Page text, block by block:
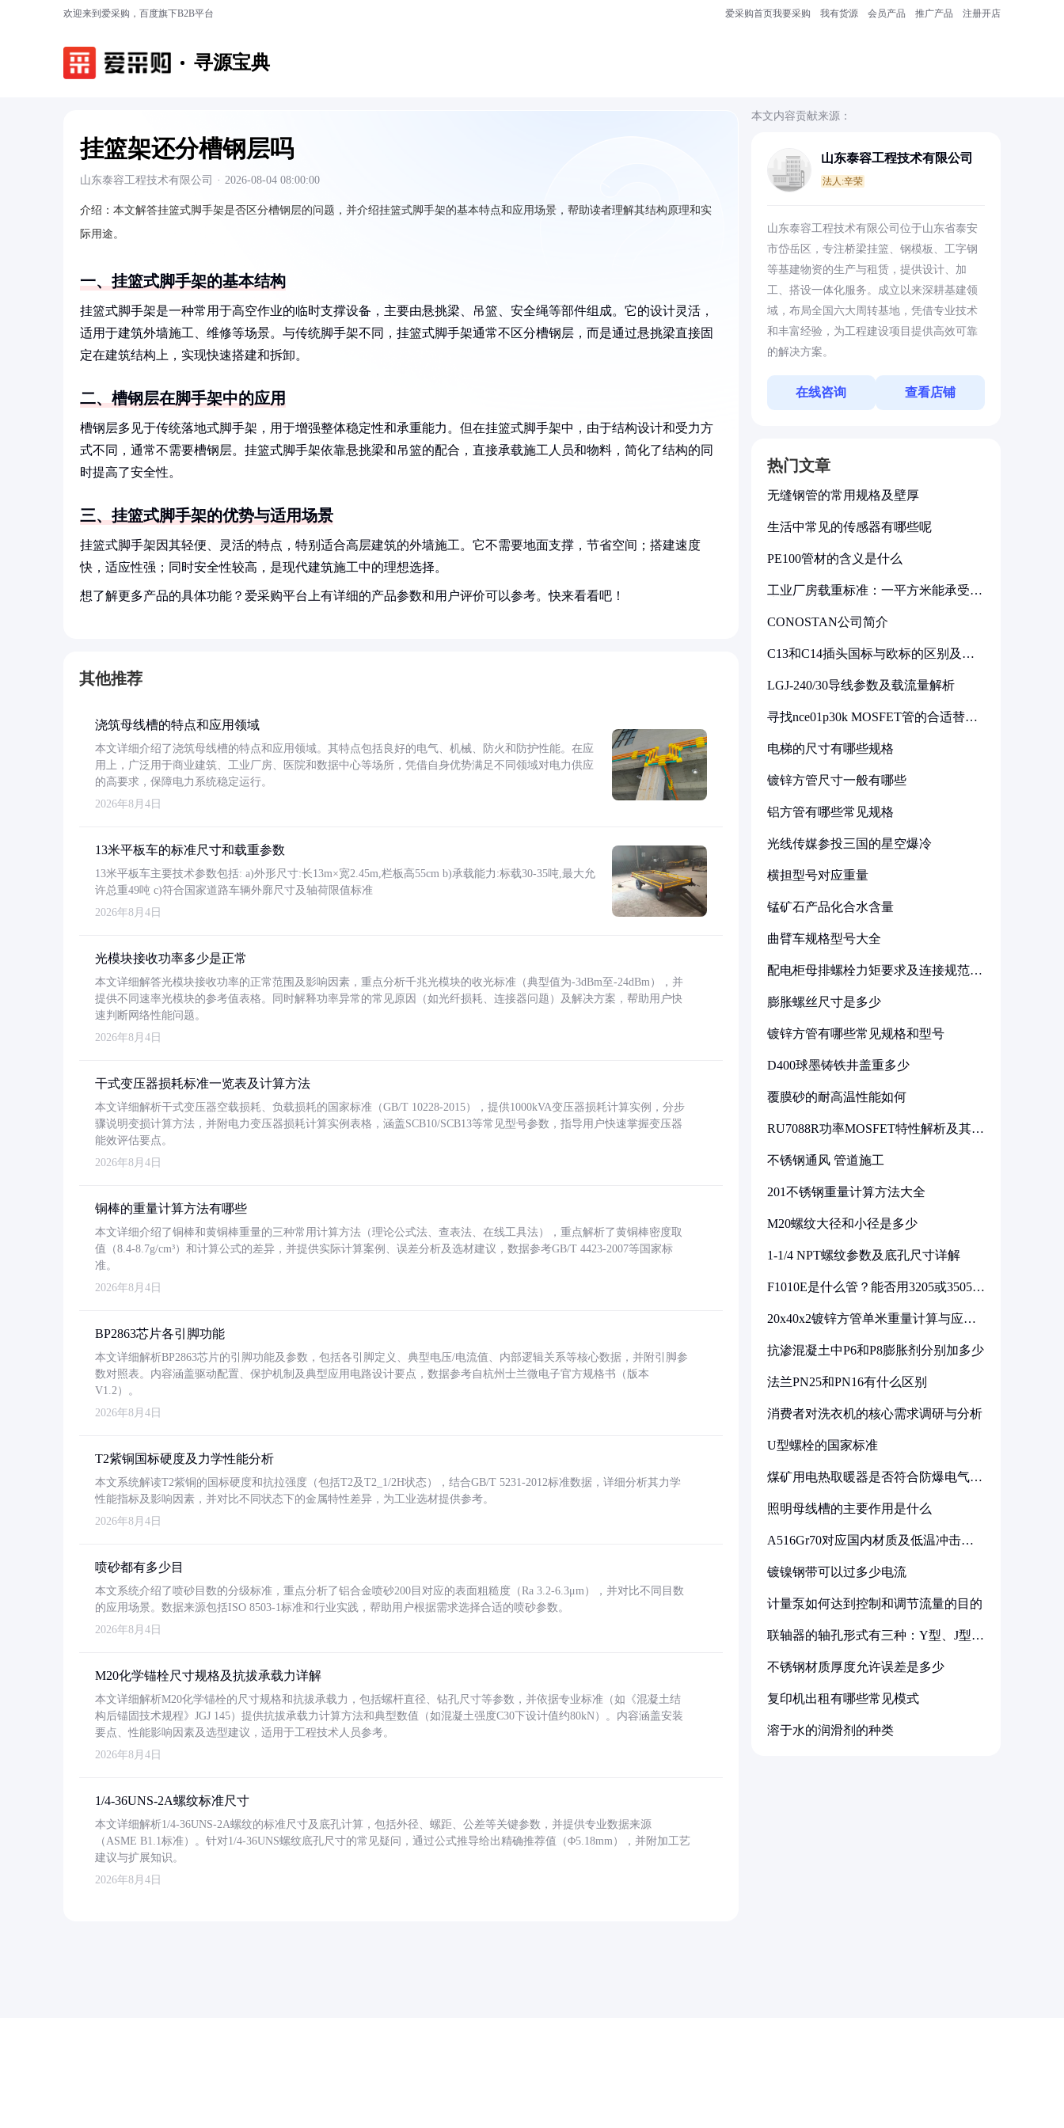
欢迎来到爱采购，百度旗下B2B平台 爱采购首页我要采购 我有货源 会员产品 推广产品 注册开店
寻源宝典
挂篮架还分槽钢层吗
山东泰容工程技术有限公司 · 2026-08-04 08:00:00
介绍： 本文解答挂篮式脚手架是否区分槽钢层的问题，并介绍挂篮式脚手架的基本特点和应用场景，帮助读者理解其结构原理和实
际用途。
一、挂篮式脚手架的基本结构
挂篮式脚手架是一种常用于高空作业的临时支撑设备，主要由悬挑梁、吊篮、安全绳等部件组成。它的设计灵活，
适用于建筑外墙施工、维修等场景。与传统脚手架不同，挂篮式脚手架通常不区分槽钢层，而是通过悬挑梁直接固
定在建筑结构上，实现快速搭建和拆卸。
二、槽钢层在脚手架中的应用
槽钢层多见于传统落地式脚手架，用于增强整体稳定性和承重能力。但在挂篮式脚手架中，由于结构设计和受力方
式不同，通常不需要槽钢层。挂篮式脚手架依靠悬挑梁和吊篮的配合，直接承载施工人员和物料，简化了结构的同
时提高了安全性。
三、挂篮式脚手架的优势与适用场景
挂篮式脚手架因其轻便、灵活的特点，特别适合高层建筑的外墙施工。它不需要地面支撑，节省空间；搭建速度
快，适应性强；同时安全性较高，是现代建筑施工中的理想选择。
想了解更多产品的具体功能？爱采购平台上有详细的产品参数和用户评价可以参考。快来看看吧！
其他推荐
浇筑母线槽的特点和应用领域
本文详细介绍了浇筑母线槽的特点和应用领域。其特点包括良好的电气、机械、防火和防护性能。在应
用上，广泛用于商业建筑、工业厂房、医院和数据中心等场所，凭借自身优势满足不同领域对电力供应
的高要求，保障电力系统稳定运行。
2026年8月4日
13米平板车的标准尺寸和载重参数
13米平板车主要技术参数包括: a)外形尺寸:长13m×宽2.45m,栏板高55cm b)承载能力:标载30-35吨,最大允
许总重49吨 c)符合国家道路车辆外廓尺寸及轴荷限值标准
2026年8月4日
光模块接收功率多少是正常
本文详细解答光模块接收功率的正常范围及影响因素，重点分析千兆光模块的收光标准（典型值为-3dBm至-24dBm），并
提供不同速率光模块的参考值表格。同时解释功率异常的常见原因（如光纤损耗、连接器问题）及解决方案，帮助用户快
速判断网络性能问题。
2026年8月4日
干式变压器损耗标准一览表及计算方法
本文详细解析干式变压器空载损耗、负载损耗的国家标准（GB/T 10228-2015），提供1000kVA变压器损耗计算实例，分步
骤说明变损计算方法，并附电力变压器损耗计算实例表格，涵盖SCB10/SCB13等常见型号参数，指导用户快速掌握变压器
能效评估要点。
2026年8月4日
铜棒的重量计算方法有哪些
本文详细介绍了铜棒和黄铜棒重量的三种常用计算方法（理论公式法、查表法、在线工具法），重点解析了黄铜棒密度取
值（8.4-8.7g/cm³）和计算公式的差异，并提供实际计算案例、误差分析及选材建议，数据参考GB/T 4423-2007等国家标
准。
2026年8月4日
BP2863芯片各引脚功能
本文详细解析BP2863芯片的引脚功能及参数，包括各引脚定义、典型电压/电流值、内部逻辑关系等核心数据，并附引脚参
数对照表。内容涵盖驱动配置、保护机制及典型应用电路设计要点，数据参考自杭州士兰微电子官方规格书（版本
V1.2）。
2026年8月4日
T2紫铜国标硬度及力学性能分析
本文系统解读T2紫铜的国标硬度和抗拉强度（包括T2及T2_1/2H状态），结合GB/T 5231-2012标准数据，详细分析其力学
性能指标及影响因素，并对比不同状态下的金属特性差异，为工业选材提供参考。
2026年8月4日
喷砂都有多少目
本文系统介绍了喷砂目数的分级标准，重点分析了铝合金喷砂200目对应的表面粗糙度（Ra 3.2-6.3μm），并对比不同目数
的应用场景。数据来源包括ISO 8503-1标准和行业实践，帮助用户根据需求选择合适的喷砂参数。
2026年8月4日
M20化学锚栓尺寸规格及抗拔承载力详解
本文详细解析M20化学锚栓的尺寸规格和抗拔承载力，包括螺杆直径、钻孔尺寸等参数，并依据专业标准（如《混凝土结
构后锚固技术规程》JGJ 145）提供抗拔承载力计算方法和典型数值（如混凝土强度C30下设计值约80kN）。内容涵盖安装
要点、性能影响因素及选型建议，适用于工程技术人员参考。
2026年8月4日
1/4-36UNS-2A螺纹标准尺寸
本文详细解析1/4-36UNS-2A螺纹的标准尺寸及底孔计算，包括外径、螺距、公差等关键参数，并提供专业数据来源
（ASME B1.1标准）。针对1/4-36UNS螺纹底孔尺寸的常见疑问，通过公式推导给出精确推荐值（Φ5.18mm），并附加工艺
建议与扩展知识。
2026年8月4日
本文内容贡献来源：
山东泰容工程技术有限公司
法人:辛荣
山东泰容工程技术有限公司位于山东省泰安
市岱岳区，专注桥梁挂篮、钢模板、工字钢
等基建物资的生产与租赁，提供设计、加
工、搭设一体化服务。成立以来深耕基建领
域，布局全国六大周转基地，凭借专业技术
和丰富经验，为工程建设项目提供高效可靠
的解决方案。
在线咨询 查看店铺
热门文章
无缝钢管的常用规格及壁厚
生活中常见的传感器有哪些呢
PE100管材的含义是什么
工业厂房载重标准：一平方米能承受多
CONOSTAN公司简介
C13和C14插头国标与欧标的区别及其
LGJ-240/30导线参数及载流量解析
寻找nce01p30k MOSFET管的合适替代
电梯的尺寸有哪些规格
镀锌方管尺寸一般有哪些
铝方管有哪些常见规格
光线传媒参投三国的星空爆冷
横担型号对应重量
锰矿石产品化合水含量
曲臂车规格型号大全
配电柜母排螺栓力矩要求及连接规范详
膨胀螺丝尺寸是多少
镀锌方管有哪些常见规格和型号
D400球墨铸铁井盖重多少
覆膜砂的耐高温性能如何
RU7088R功率MOSFET特性解析及其在
不锈钢通风 管道施工
201不锈钢重量计算方法大全
M20螺纹大径和小径是多少
1-1/4 NPT螺纹参数及底孔尺寸详解
F1010E是什么管？能否用3205或3505代
20x40x2镀锌方管单米重量计算与应用
抗渗混凝土中P6和P8膨胀剂分别加多少
法兰PN25和PN16有什么区别
消费者对洗衣机的核心需求调研与分析
U型螺栓的国家标准
煤矿用电热取暖器是否符合防爆电气设
照明母线槽的主要作用是什么
A516Gr70对应国内材质及低温冲击要
镀镍钢带可以过多少电流
计量泵如何达到控制和调节流量的目的
联轴器的轴孔形式有三种：Y型、J型、
不锈钢材质厚度允许误差是多少
复印机出租有哪些常见模式
溶于水的润滑剂的种类